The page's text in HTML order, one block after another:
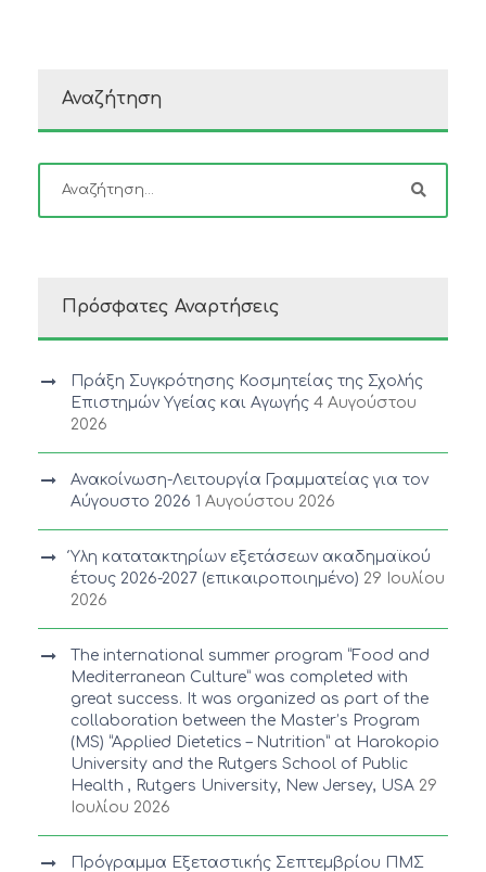
Αναζήτηση
Πρόσφατες Αναρτήσεις
Πράξη Συγκρότησης Κοσμητείας της Σχολής
Επιστημών Υγείας και Αγωγής 4 Αυγούστου
2026
Ανακοίνωση-Λειτουργία Γραμματείας για τον
Αύγουστο 2026 1 Αυγούστου 2026
Ύλη κατατακτηρίων εξετάσεων ακαδημαϊκού
έτους 2026-2027 (επικαιροποιημένο) 29 Ιουλίου
2026
The international summer program “Food and
Mediterranean Culture” was completed with
great success. It was organized as part of the
collaboration between the Master’s Program
(MS) “Applied Dietetics – Nutrition” at Harokopio
University and the Rutgers School of Public
Health , Rutgers University, New Jersey, USA 29
Ιουλίου 2026
Πρόγραμμα Εξεταστικής Σεπτεμβρίου ΠΜΣ